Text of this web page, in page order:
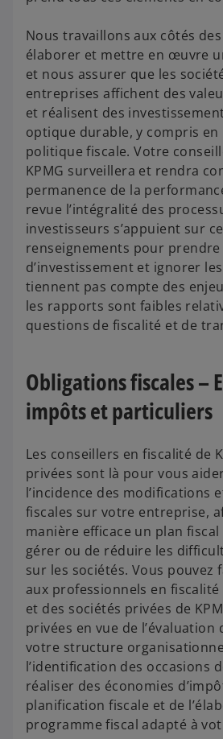
Nous travaillons aux côtés
élaborer et mettre en œuvre
et nous assurer que les
entreprises affichent des
et réalisent des
optique durable, y compris en
politique fiscale. Votre
KPMG surveillera et rendra
permanence de la
revue l’intégralité des
investisseurs s’appuient sur
renseignements pour prendre
d’investissement et ignorer
tiennent pas compte des
les rapports sont faibles
questions de fiscalité et de
Obligations fiscales –
impôts et particuliers
Les conseillers en fiscalité de
privées sont là pour vous
l’incidence des modifications
fiscales sur votre entreprise,
manière efficace un plan
gérer ou de réduire les
sur les sociétés. Vous pouvez
aux professionnels en
et des sociétés privées de
privées en vue de l’évaluation
votre structure
l’identification des occasions
réaliser des économies
planification fiscale et de
programme fiscal adapté à